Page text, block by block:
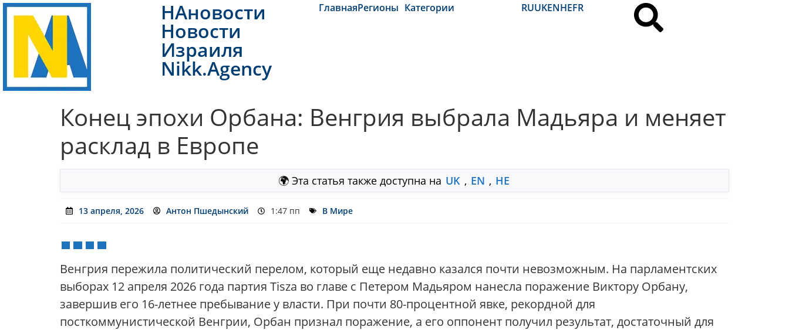
НАновости
Новости
Израиля
Nikk.Agency
ГлавнаяРегионы Категории RUUKENHEFR
Конец эпохи Орбана: Венгрия выбрала Мадьяра и меняет
расклад в Европе
🌍 Эта статья также доступна на UK , EN , HE
13 апреля, 2026 Антон Пшедынский 1:47 пп В Мире
Венгрия пережила политический перелом, который еще недавно казался почти невозможным. На парламентских
выборах 12 апреля 2026 года партия Tisza во главе с Петером Мадьяром нанесла поражение Виктору Орбану,
завершив его 16-летнее пребывание у власти. При почти 80-процентной явке, рекордной для
посткоммунистической Венгрии, Орбан признал поражение, а его оппонент получил результат, достаточный для